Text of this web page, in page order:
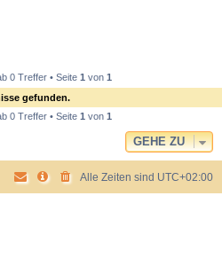
0 Treffer • Seite 1von 1
gefunden.
0 Treffer • Seite 1von 1
GEHE ZU
Alle Zeiten sind UTC+02:00